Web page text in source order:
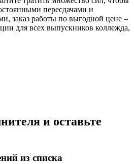
пересдачами и
заказ работы по выгодной цене –
для всех выпускников коллежда,
и оставьте
из списка